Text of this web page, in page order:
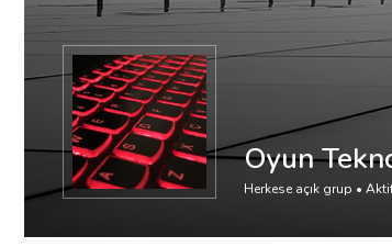
Oyun
Herkese açık grup •